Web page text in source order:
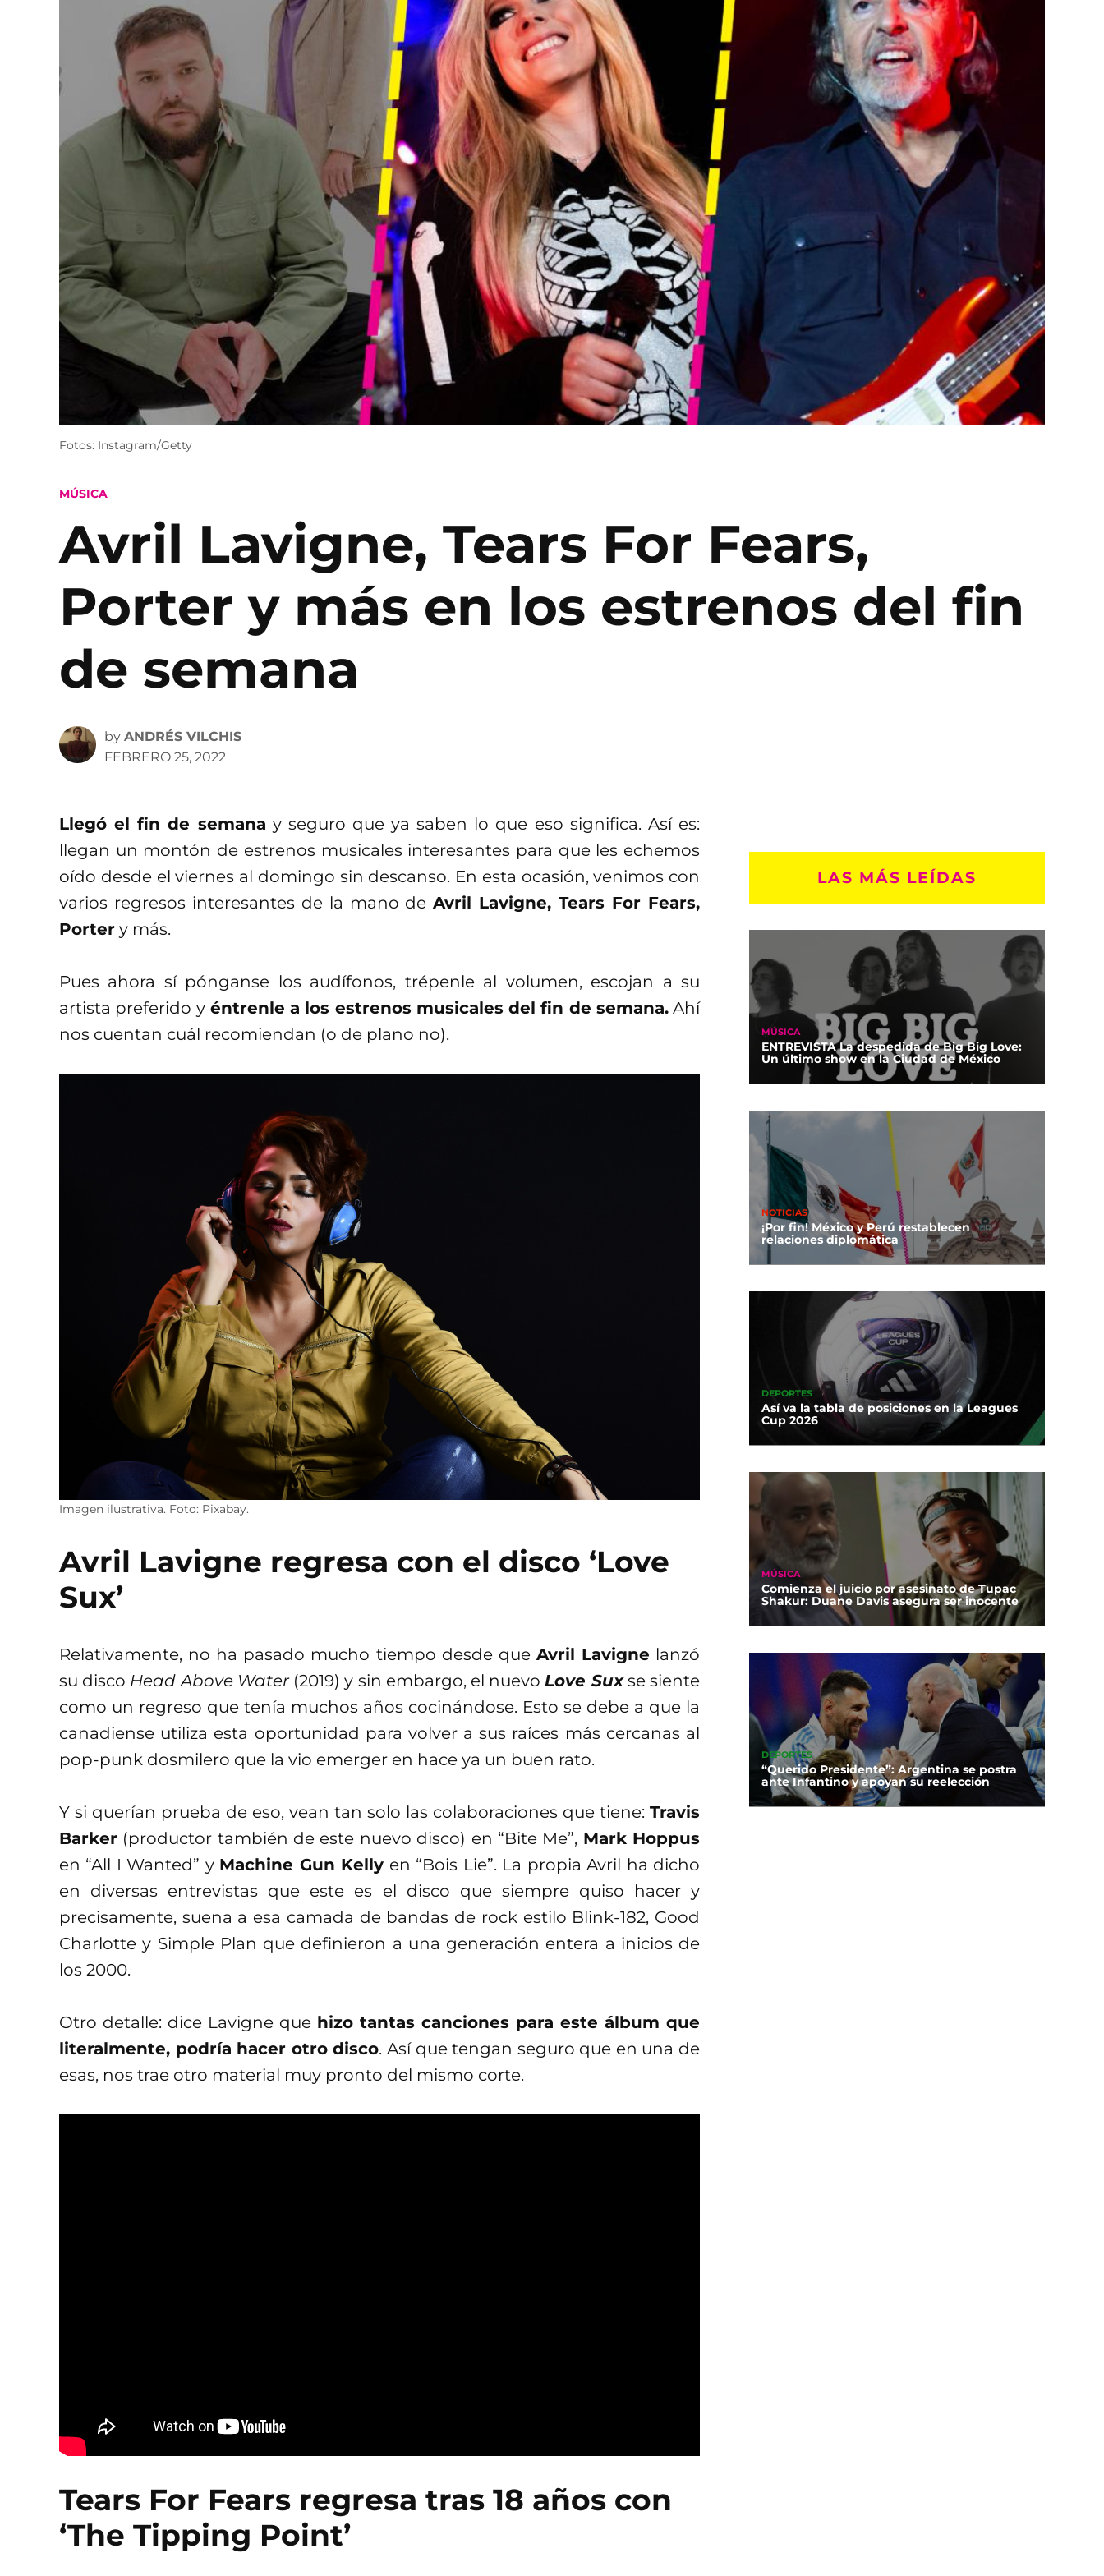
Fotos: Instagram/Getty
POSTED
MÚSICA
Avril Lavigne, Tears For Fears,
Porter y más en los estrenos del fin
de semana
by ANDRÉS VILCHIS
FEBRERO 25, 2022
Llegó el fin de semana y seguro que ya saben lo que eso significa. Así es:
llegan un montón de estrenos musicales interesantes para que les echemos
oído desde el viernes al domingo sin descanso. En esta ocasión, venimos con
varios regresos interesantes de la mano deAvril Lavigne, Tears For Fears,
Porter y más.
Pues ahora sí pónganse los audífonos, trépenle al volumen, escojan a su
artista preferido yéntrenle a los estrenos musicales del fin de semana.Ahí
nos cuentan cuál recomiendan (o de plano no).
Imagen ilustrativa. Foto: Pixabay.
Avril Lavigne regresa con el disco ‘Love
Sux’
Relativamente, no ha pasado mucho tiempo desde que Avril Lavigne lanzó
su disco Head Above Water(2019) y sin embargo, el nuevoLove Suxse siente
como un regreso que tenía muchos años cocinándose. Esto se debe a que la
canadiense utiliza esta oportunidad para volver a sus raíces más cercanas al
pop-punk dosmilero que la vio emerger en hace ya un buen rato.
Y si querían prueba de eso, vean tan solo las colaboraciones que tiene: Travis
Barker (productor también de este nuevo disco) en “Bite Me”, Mark Hoppus
en “All I Wanted” y Machine Gun Kelly en “Bois Lie”. La propia Avril ha dicho
en diversas entrevistas que este es el disco que siempre quiso hacer y
precisamente, suena a esa camada de bandas de rock estilo Blink-182, Good
Charlotte y Simple Plan que definieron a una generación entera a inicios de
los 2000.
Otro detalle: dice Lavigne que hizo tantas canciones para este álbum que
literalmente, podría hacer otro disco. Así que tengan seguro que en una de
esas, nos trae otro material muy pronto del mismo corte.
Tears For Fears regresa tras 18 años con
‘The Tipping Point’
LAS MÁS LEÍDAS
MÚSICA
ENTREVISTA La despedida de Big Big Love:
Un último show en la Ciudad de México
NOTICIAS
¡Por fin! México y Perú restablecen
relaciones diplomática
DEPORTES
Así va la tabla de posiciones en la Leagues
Cup 2026
MÚSICA
Comienza el juicio por asesinato de Tupac
Shakur: Duane Davis asegura ser inocente
DEPORTES
“Querido Presidente”: Argentina se postra
ante Infantino y apoyan su reelección